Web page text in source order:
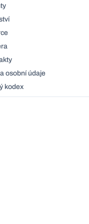
osobní údaje
kodex